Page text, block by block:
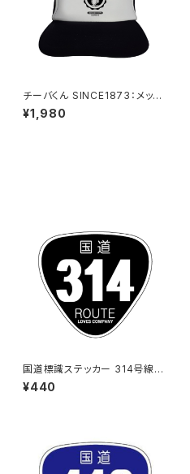
チーバくん SINCE1873：メッシ
ュキャップ（ホワイト）
¥1,980
国道標識ステッカー 314号線
（ブラック）
¥440